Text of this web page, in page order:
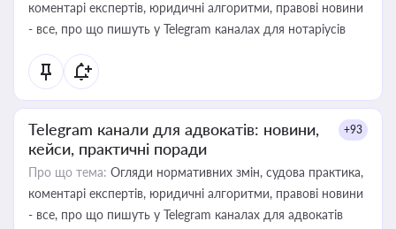
коментарі експертів, юридичні алгоритми, правові новини
- все, про що пишуть у Telegram каналах для нотаріусів
Telegram канали для адвокатів: новини,
кейси, практичні поради
+93
Про що тема: Огляди нормативних змін, судова практика,
коментарі експертів, юридичні алгоритми, правові новини
- все, про що пишуть у Telegram каналах для адвокатів